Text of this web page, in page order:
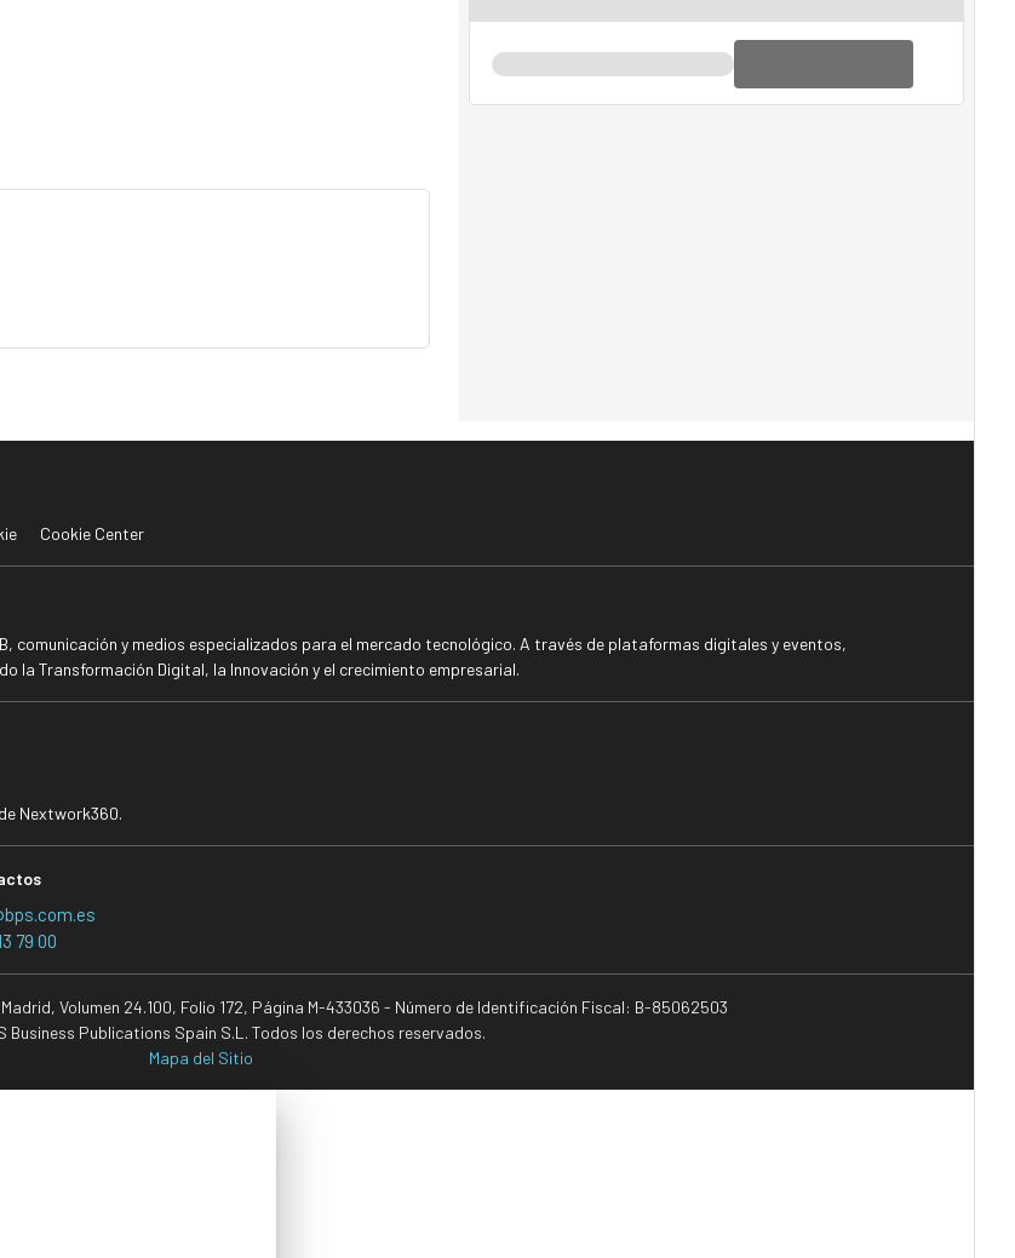
Cookie Center
comunicación y medios especializados para el mercado tecnológico. A través de plataformas digitales y eventos,
Transformación Digital, la Innovación y el crecimiento empresarial.
Nextwork360.
79 00
Volumen 24.100, Folio 172, Página M-433036 - Número de Identificación Fiscal: B-85062503
Business Publications Spain S.L. Todos los derechos reservados.
Mapa del Sitio